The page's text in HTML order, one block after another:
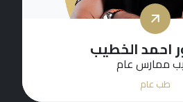
الخطيب
عام
طب عام